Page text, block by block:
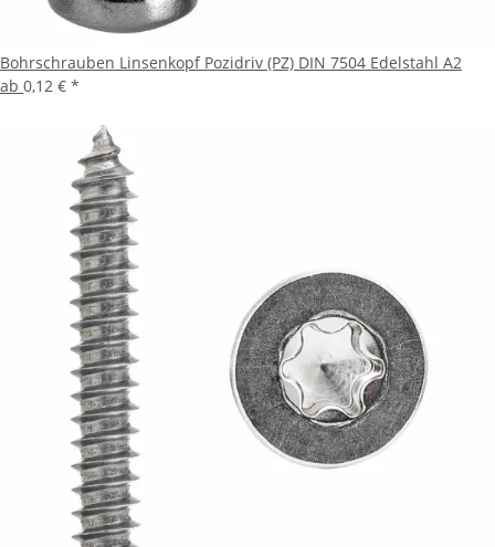
Bohrschrauben Linsenkopf Pozidriv (PZ) DIN 7504 Edelstahl A2
ab 0,12 € *